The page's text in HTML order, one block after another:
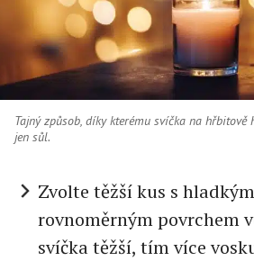
Tajný způsob, díky kterému svíčka na hřbitově
jen sůl.
Zvolte těžší kus s
rovnoměrným povrchem
svíčka těžší, tím více